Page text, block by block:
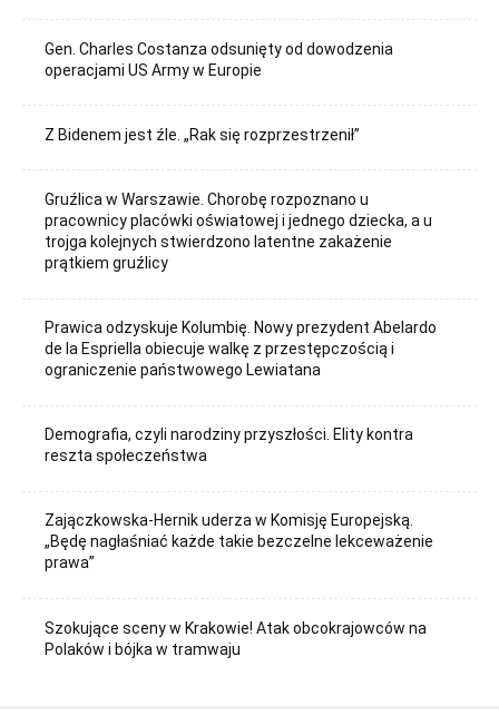
Gen. Charles Costanza odsunięty od dowodzenia
operacjami US Army w Europie
Z Bidenem jest źle. „Rak się rozprzestrzenił”
Gruźlica w Warszawie. Chorobę rozpoznano u
pracownicy placówki oświatowej i jednego dziecka, a u
trojga kolejnych stwierdzono latentne zakażenie
prątkiem gruźlicy
Prawica odzyskuje Kolumbię. Nowy prezydent Abelardo
de la Espriella obiecuje walkę z przestępczością i
ograniczenie państwowego Lewiatana
Demografia, czyli narodziny przyszłości. Elity kontra
reszta społeczeństwa
Zajączkowska-Hernik uderza w Komisję Europejską.
„Będę nagłaśniać każde takie bezczelne lekceważenie
prawa”
Szokujące sceny w Krakowie! Atak obcokrajowców na
Polaków i bójka w tramwaju